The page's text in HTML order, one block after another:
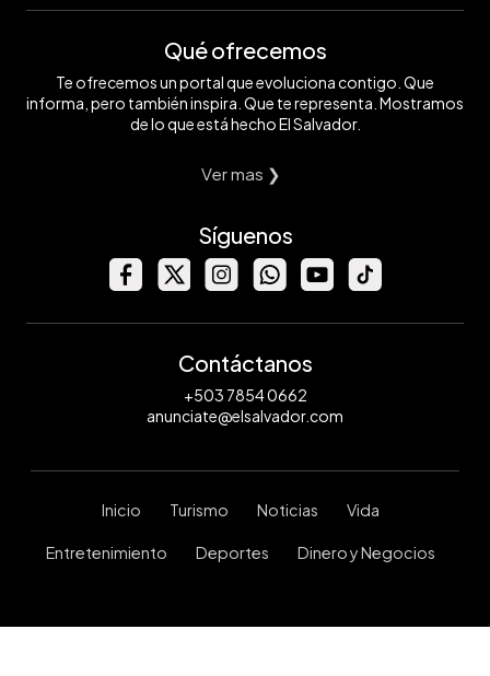
Qué ofrecemos
Te ofrecemos un portal que evoluciona contigo. Que
informa, pero también inspira. Que te representa. Mostramos
de lo que está hecho El Salvador.
Ver mas ❯
Síguenos
Contáctanos
+503 7854 0662
anunciate@elsalvador.com
Inicio Turismo Noticias Vida
Entretenimiento Deportes Dinero y Negocios